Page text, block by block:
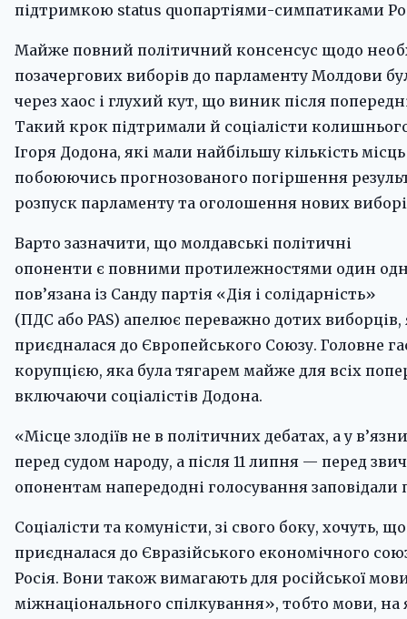
підтримкою status quoпартіями-симпатиками
Майже повний політичний консенсус щодо
позачергових виборів до парламенту Молдови
через хаос і глухий кут, що виник після
Такий крок підтримали й соціалісти
Ігоря Додона, які мали найбільшу кількість
побоюючись прогнозованого погіршення
розпуск парламенту та оголошення нових
Варто зазначити, що молдавські політичні
опоненти є повними протилежностями один
пов’язана із Санду партія «Дія і солідарність»
(ПДС або PAS) апелює переважно дотих виборців,
приєдналася до Європейського Союзу. Головне
корупцією, яка була тягарем майже для всіх
включаючи соціалістів Додона.
«Місце злодіїв не в політичних дебатах, а у
перед судом народу, а після 11 липня — перед
опонентам напередодні голосування
Соціалісти та комуністи, зі свого боку, хочуть,
приєдналася до Євразійського економічного
Росія. Вони також вимагають для російської
міжнаціонального спілкування», тобто мови, на